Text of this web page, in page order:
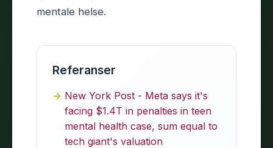
mentale helse.
Referanser
New York Post - Meta says it's
facing $1.4T in penalties in teen
mental health case, sum equal to
tech giant's valuation